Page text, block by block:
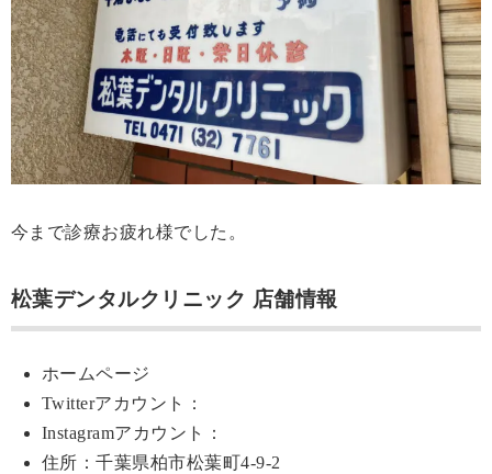
今まで診療お疲れ様でした。
松葉デンタルクリニック 店舗情報
ホームページ
Twitterアカウント：
Instagramアカウント：
住所：千葉県柏市松葉町4-9-2